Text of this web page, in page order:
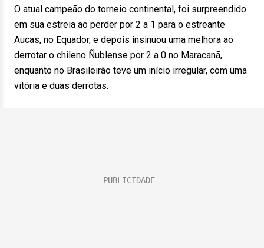
O atual campeão do torneio continental, foi surpreendido
em sua estreia ao perder por 2 a 1 para o estreante
Aucas, no Equador, e depois insinuou uma melhora ao
derrotar o chileno Ñublense por 2 a 0 no Maracanã,
enquanto no Brasileirão teve um início irregular, com uma
vitória e duas derrotas.